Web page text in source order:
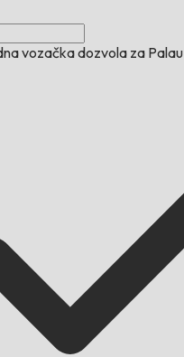
vozačka dozvola za Palau